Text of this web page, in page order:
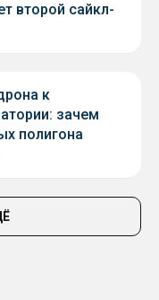
второй сайкл-
к
зачем
полигона